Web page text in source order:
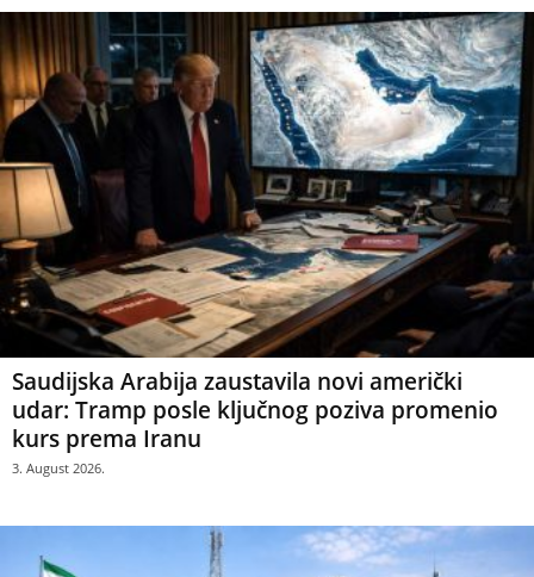
Saudijska Arabija zaustavila novi američki
udar: Tramp posle ključnog poziva promenio
kurs prema Iranu
3. August 2026.